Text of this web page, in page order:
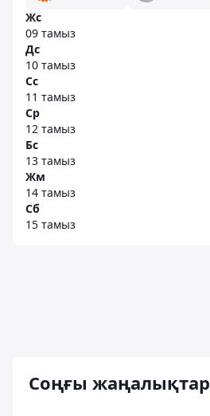
Жс
09 тамыз
Дс
10 тамыз
Сс
11 тамыз
Ср
12 тамыз
Бс
13 тамыз
Жм
14 тамыз
Сб
15 тамыз
Соңғы жаңалықтар